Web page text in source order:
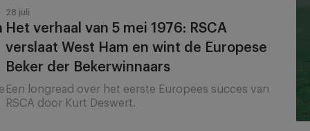
videoplatform van paars-wit.
GOMES
bij paars-wit
DE
RAAL LA
2026/27 in het Lotto Park
de League Phase
HET
wit zijn eerste Europese triomf
en
wint
de
Europese
der
Bekerwinnaars
Het verhaal van 5 mei 1976: RSCA
verslaat West Ham en wint de Europese
Beker der Bekerwinnaars
Een longread over het eerste Europees succes van
RSCA door Kurt Deswert.
28 juli